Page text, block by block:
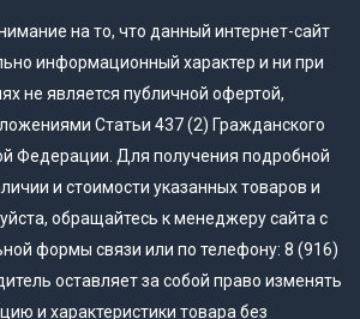
на то, что данный интернет-сайт
информационный характер и ни при
не является публичной офертой,
Статьи 437 (2) Гражданского
Федерации. Для получения подробной
и стоимости указанных товаров и
обращайтесь к менеджеру сайта с
формы связи или по телефону: 8 (916)
оставляет за собой право изменять
и характеристики товара без